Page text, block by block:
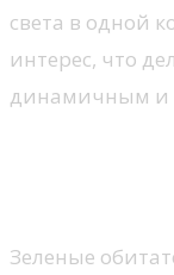
света в одной
интерес, что
динамичным и
Зеленые